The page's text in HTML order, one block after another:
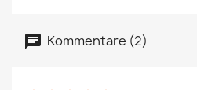
Kommentare (2)